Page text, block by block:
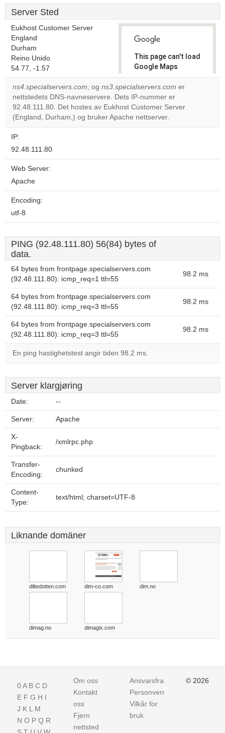
Server Sted
Eukhost Customer Server
England
Durham
Reino Unido
54.77, -1.57
This page can't load
Google Maps
correctly.
Do you
own this
website?
ns4.specialservers.com, og ns3.specialservers.com er
nettstedets DNS-navneservere. Dets IP-nummer er
92.48.111.80. Det hostes av Eukhost Customer Server
(England, Durham,) og bruker Apache nettserver.
IP:
92.48.111.80
Web Server:
Apache
Encoding:
utf-8
PING (92.48.111.80) 56(84) bytes of
data.
64 bytes from frontpage.specialservers.com
(92.48.111.80): icmp_req=1 ttl=55
98.2 ms
64 bytes from frontpage.specialservers.com
(92.48.111.80): icmp_req=3 ttl=55
98.2 ms
64 bytes from frontpage.specialservers.com
(92.48.111.80): icmp_req=3 ttl=55
98.2 ms
En ping hastighetstest angir tiden 98.2 ms.
Server klargjøring
Date: --
Server: Apache
X-
Pingback:
/xmlrpc.php
Transfer-
Encoding:
chunked
Content-
Type:
text/html; charset=UTF-8
Liknande domäner
diltedotten.com dim-co.com dim.no
dimag.no dimagix.com
0A B C D
E F G H I
J K L M
N O P Q R
Om oss
Kontakt
oss
Fjern
nettsted
Ansvarsfraskrivelse
Personvern
Vilkår for
bruk
© 2026